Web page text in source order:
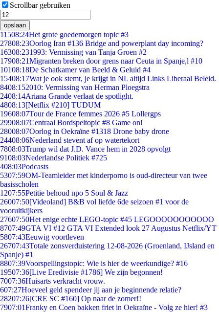
Scrollbar gebruiken
opslaan
11508:24Het grote goedemorgen topic #3
27808:23Oorlog Iran #136 Bridge and powerplant day incoming?
16308:231993: Vermissing van Tanja Groen #2
17908:21Migranten breken door grens naar Ceuta in Spanje,l #10
10108:18De Schatkamer van Beeld & Geluid #4
15408:17Wat je ook stemt, je krijgt in NL altijd Links Liberaal Beleid.
8408:152010: Vermissing van Herman Ploegstra
2408:14Ariana Grande verlaat de spotlight.
4808:13[Netflix #210] TUDUM
19608:07Tour de France femmes 2026 #5 Lollergps
29908:07Centraal Bordspeltopic #8 Game on!
28008:07Oorlog in Oekraïne #1318 Drone baby drone
24408:06Nederland stevent af op watertekort
7808:03Trump wil dat J.D. Vance hem in 2028 opvolgt
9108:03Nederlandse Politiek #725
408:03Podcasts
5307:59OM-Teamleider met kinderporno is oud-directeur van twee
basisscholen
1207:55Petitie behoud npo 5 Soul & Jazz
26007:50[Videoland] B&B vol liefde 6de seizoen #1 voor de
vooruitkijkers
27607:50Het enige echte LEGO-topic #45 LEGOOOOOOOOOOO
8707:49GTA VI #12 GTA VI Extended look 27 Augustus Netflix/YT
5807:43Eeuwig voortleven
26707:43Totale zonsverduistering 12-08-2026 (Groenland, IJsland en
Spanje) #1
8807:39Voorspellingstopic: Wie is hier de weerkundige? #16
19507:36[Live Eredivisie #1786] We zijn begonnen!
7007:36Huisarts verkracht vrouw.
607:27Hoeveel geld spendeer jij aan je beginnende relatie?
28207:26[CRE SC #160] Op naar de zomer!!
7907:01Franky en Coen bakken friet in Oekraïne - Volg ze hier! #3